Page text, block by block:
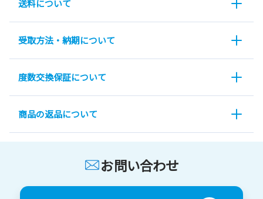
送料について
受取方法・納期について
度数交換保証について
商品の返品について
お問い合わせ